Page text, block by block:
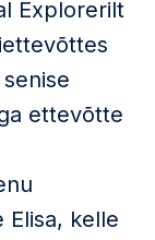
Explorerilt
ettevõtte
kelle